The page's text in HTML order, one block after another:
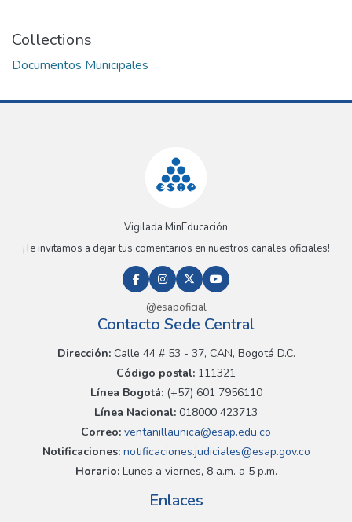
Collections
Documentos Municipales
Vigilada MinEducación
¡Te invitamos a dejar tus comentarios en nuestros canales oficiales!
@esapoficial
Contacto Sede Central
Dirección:Calle 44 # 53 - 37, CAN, Bogotá D.C.
Código postal: 111321
Línea Bogotá:(+57) 601 7956110
Línea Nacional: 018000 423713
Correo: ventanillaunica@esap.edu.co
Notificaciones:notificaciones.judiciales@esap.gov.co
Horario:Lunes a viernes, 8 a.m. a 5 p.m.
Enlaces